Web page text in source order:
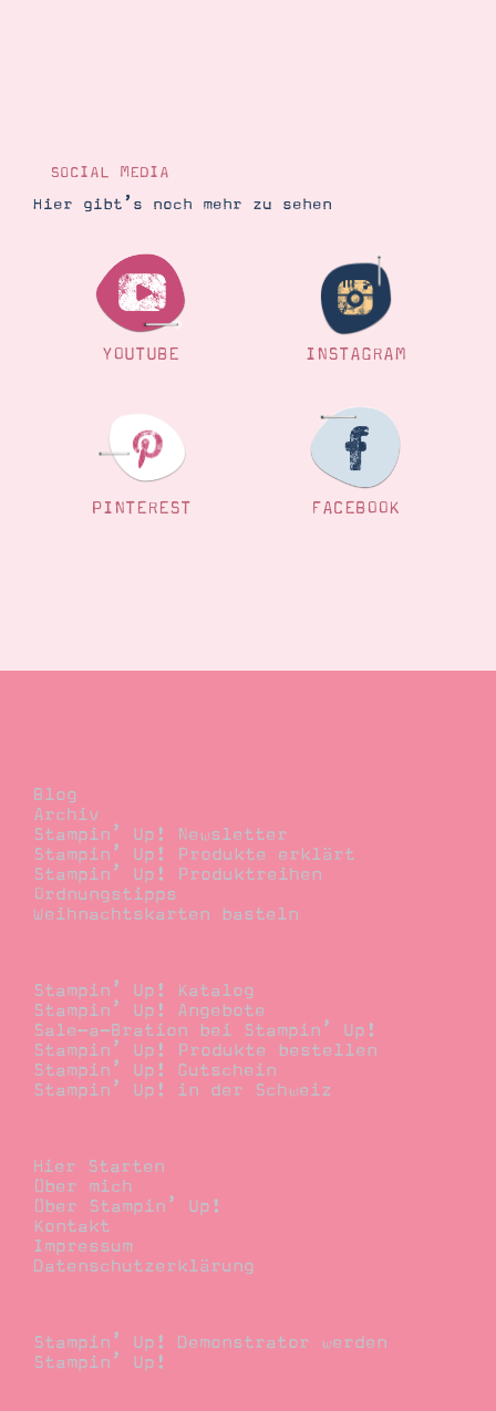
SOCIAL MEDIA
Hier gibt’s noch mehr zu sehen
YOUTUBE INSTAGRAM
PINTEREST FACEBOOK
Blog
Archiv
Stampin’ Up! Newsletter
Stampin’ Up! Produkte erklärt
Stampin’ Up! Produktreihen
Ordnungstipps
Weihnachtskarten basteln
Stampin’ Up! Katalog
Stampin’ Up! Angebote
Sale-a-Bration bei Stampin’ Up!
Stampin’ Up! Produkte bestellen
Stampin’ Up! Gutschein
Stampin’ Up! in der Schweiz
Hier Starten
Über mich
Über Stampin’ Up!
Kontakt
Impressum
Datenschutzerklärung
Stampin’ Up! Demonstrator werden
Stampin’ Up!